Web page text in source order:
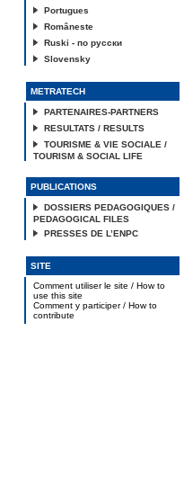
Portugues
Româneste
Ruski - по русски
Slovensky
METRATECH
PARTENAIRES-PARTNERS
RESULTATS / RESULTS
TOURISME & VIE SOCIALE /
TOURISM & SOCIAL LIFE
PUBLICATIONS
DOSSIERS PEDAGOGIQUES /
PEDAGOGICAL FILES
PRESSES DE L’ENPC
SITE
Comment utiliser le site / How to
use this site
Comment y participer / How to
contribute